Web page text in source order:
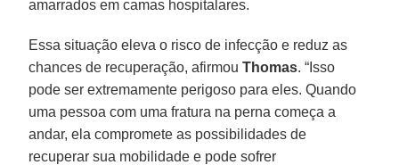
amarrados em camas hospitalares.
Essa situação eleva o risco de infecção e reduz as
chances de recuperação, afirmouThomas. “Isso
pode ser extremamente perigoso para eles. Quando
uma pessoa com uma fratura na perna começa a
andar, ela compromete as possibilidades de
recuperar sua mobilidade e pode sofrer